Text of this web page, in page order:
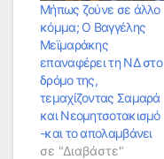
Μήπως ζούνε σε άλλο
κόμμα; Ο Βαγγέλης
Μεϊμαράκης
επαναφέρει τη ΝΔ στο
δρόμο της,
τεμαχίζοντας Σαμαρά
και Νεομητσοτακισμό
-και το απολαμβάνει
σε "Διαβάστε"